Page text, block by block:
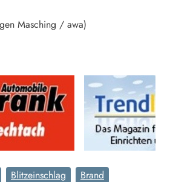
Masching / awa)
Blitzeinschlag
Brand